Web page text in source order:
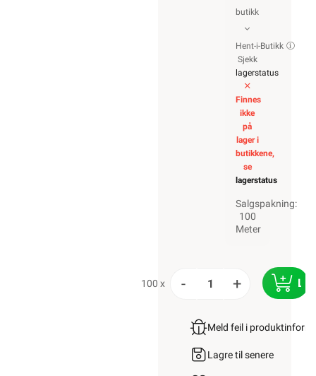
butikk
Hent-i-Butikk
Sjekk
lagerstatus
Finnes
ikke
på
lager i
butikkene,
se
lagerstatus
Salgspakning:
100
Meter
100 x - +
Meld feil i
Lagre til senere